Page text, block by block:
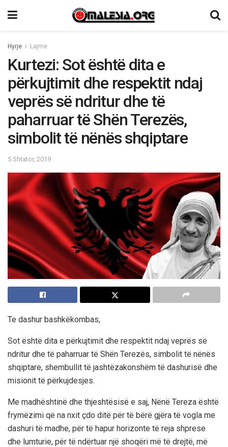
Hyrje Lajme
Kurtezi: Sot është dita e
përkujtimit dhe respektit ndaj
veprës së ndritur dhe të
paharruar të Shën Terezës,
simbolit të nënës shqiptare
5 Shtator, 2019
Te dashur bashkëkombas,
Sot është dita e përkujtimit dhe respektit ndaj veprës së
ndritur dhe të paharruar të Shën Terezës, simbolit të nënës
shqiptare, shembullit të jashtëzakonshëm të dashurisë dhe
misionit të përkujdesjes.
Me madhështinë dhe thjeshtësisë e saj, Nënë Tereza është
frymëzimi që na nxit çdo ditë për të bërë gjëra të vogla me
dashuri të madhe, për të hapur horizonte të reja shprese
dhe lumturie, për të ndërtuar një shoqëri më të drejtë, më